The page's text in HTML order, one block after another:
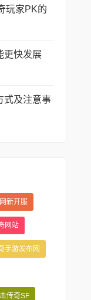
玩家PK的
更快发展
式及注意事
新开服
网站
手游发布网
传奇SF